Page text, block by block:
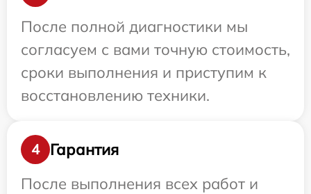
После полной диагностики мы
согласуем с вами точную стоимость,
сроки выполнения и приступим к
восстановлению техники.
4
Гарантия
После выполнения всех работ и